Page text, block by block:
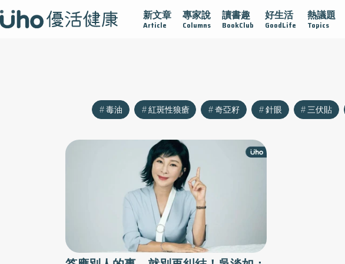
新文章
Article
專家說
Columns
讀書趣
BookClub
好生活
GoodLife
熱議題
Topics
黏 守護腺在 疫情保衛戰 再生醫學 愛的未來視 認識攝護腺肥大
毒油 紅斑性狼瘡 奇亞籽 針眼 三伏貼